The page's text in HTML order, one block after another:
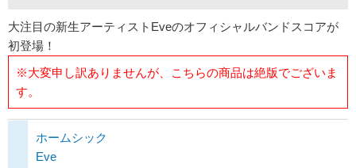
大注目の新生アーティストEveのオフィシャルバンドスコアが
初登場！
※大変申し訳ありませんが、こちらの商品は絶版でございま
す。
ホームシック
Eve